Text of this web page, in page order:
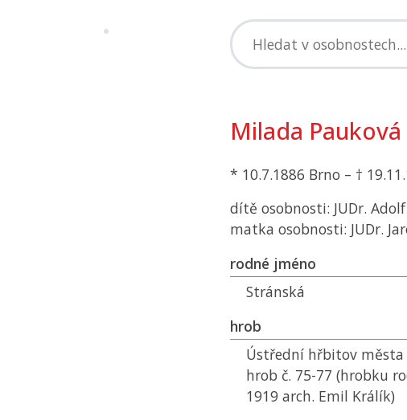
Milada Pauková
* 10.7.1886 Brno – †
dítě osobnosti: JUDr.
matka osobnosti: JUDr.
rodné jméno
Stránská
hrob
Ústřední hřbitov města
hrob č. 75-77 (hrobku
1919 arch. Emil Králík)